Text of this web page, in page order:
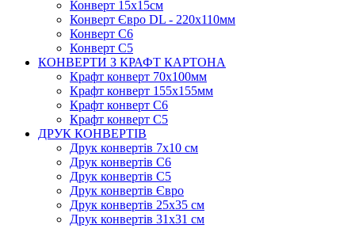
Конверт 15х15см
Конверт Євро DL - 220x110мм
Конверт С6
Конверт С5
КОНВЕРТИ З КРАФТ КАРТОНА
Крафт конверт 70х100мм
Крафт конверт 155х155мм
Крафт конверт С6
Крафт конверт С5
ДРУК КОНВЕРТІВ
Друк конвертів 7х10 см
Друк конвертів С6
Друк конвертів С5
Друк конвертів Євро
Друк конвертів 25х35 см
Друк конвертів 31х31 см